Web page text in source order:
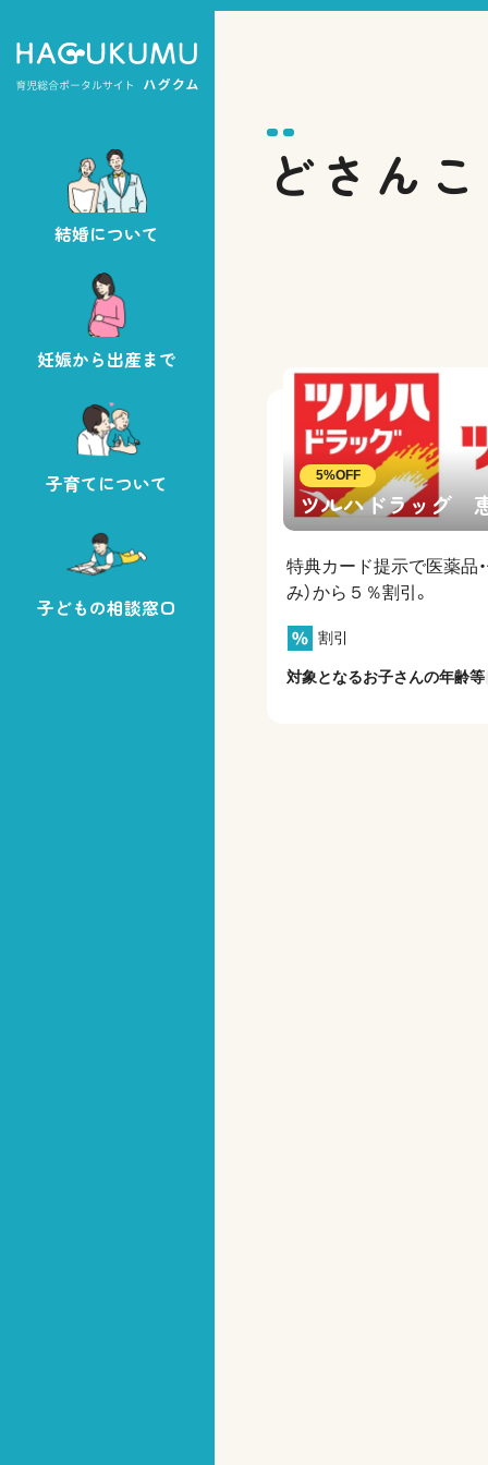
結婚について
妊娠から出産まで
子育てについて
子どもの相談窓口
どさん
5%OFF
ツルハドラッグ
特典カード提示で医薬品
み）から５％割引。
割引
対象となるお子さんの年齢等